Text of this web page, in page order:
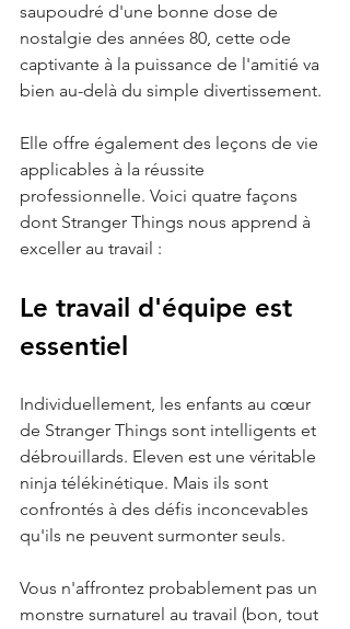
saupoudré d'une bonne dose de
nostalgie des années 80, cette ode
captivante à la puissance de l'amitié va
bien au-delà du simple divertissement.
Elle offre également des leçons de vie
applicables à la réussite
professionnelle. Voici quatre façons
dont Stranger Things nous apprend à
exceller au travail :
Le travail d'équipe est
essentiel
Individuellement, les enfants au cœur
de Stranger Things sont intelligents et
débrouillards. Eleven est une véritable
ninja télékinétique. Mais ils sont
confrontés à des défis inconcevables
qu'ils ne peuvent surmonter seuls.
Vous n'affrontez probablement pas un
monstre surnaturel au travail (bon, tout